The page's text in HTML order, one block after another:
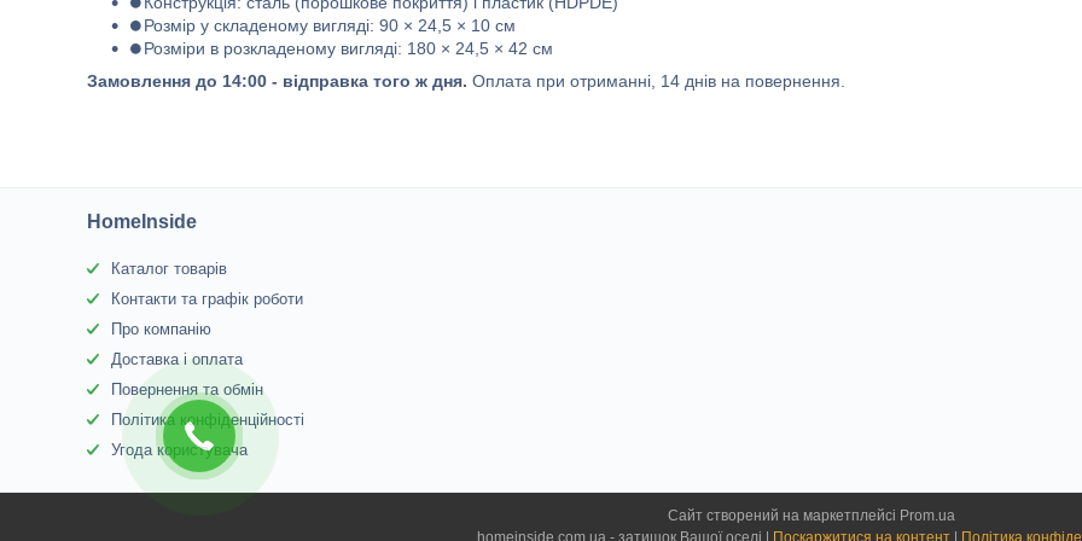
⏺Розмір у складеному вигляді: 90 × 24,5 × 10 см
⏺Розміри в розкладеному вигляді: 180 × 24,5 × 42 см
Замовлення до 14:00 - відправка того ж дня. Оплата при отриманні, 14 днів на повернення.
HomeInside
Каталог товарів
Контакти та графік роботи
Про компанію
Доставка і оплата
Повернення та обмін
Політика конфіденційності
Угода користувача
Сайт створений на маркетплейсі Prom.ua
Поскаржитися на контент Політика